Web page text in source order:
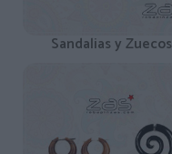
Sandalias y Zuecos